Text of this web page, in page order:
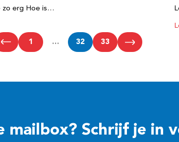
zo erg Hoe is…
1 … 32 33
mailbox? Schrijf je in